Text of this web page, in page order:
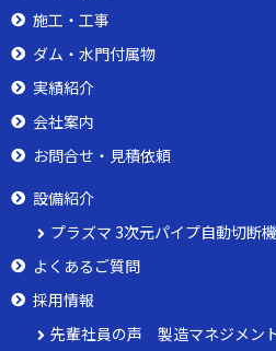
施工・工事
ダム・水門付属物
実績紹介
会社案内
お問合せ・見積依頼
設備紹介
プラズマ 3次元パイプ自動切断
よくあるご質問
採用情報
先輩社員の声 製造マネジメン